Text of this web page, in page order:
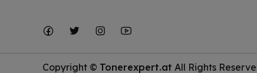
Copyright © Tonerexpert.at All Rights